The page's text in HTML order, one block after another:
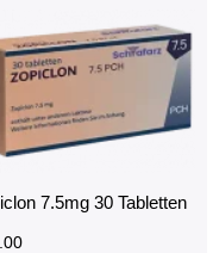
7.5mg 30 Tabletten